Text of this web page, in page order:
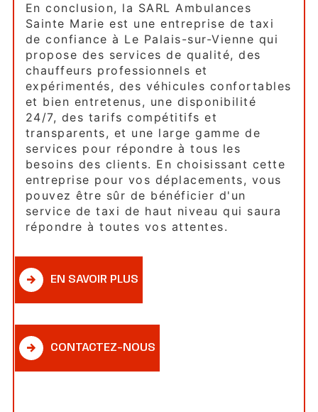
En conclusion, la SARL Ambulances
Sainte Marie est une entreprise de taxi
de confiance à Le Palais-sur-Vienne qui
propose des services de qualité, des
chauffeurs professionnels et
expérimentés, des véhicules confortables
et bien entretenus, une disponibilité
24/7, des tarifs compétitifs et
transparents, et une large gamme de
services pour répondre à tous les
besoins des clients. En choisissant cette
entreprise pour vos déplacements, vous
pouvez être sûr de bénéficier d'un
service de taxi de haut niveau qui saura
répondre à toutes vos attentes.
EN SAVOIR PLUS
CONTACTEZ-NOUS